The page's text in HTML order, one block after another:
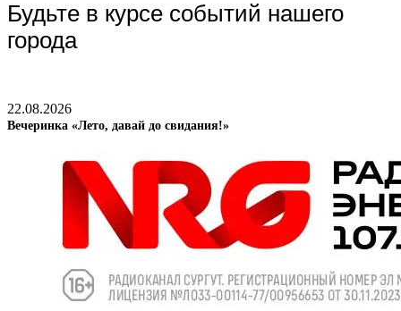
Будьте в курсе событий нашего
города
22.08.2026
Вечеринка «Лето, давай до свидания!»